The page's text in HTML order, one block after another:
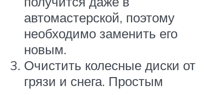
автомастерской, поэтому
необходимо заменить его
новым.
Очистить колесные диски от
грязи и снега. Простым